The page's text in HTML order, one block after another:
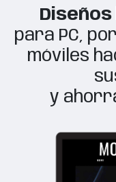
para PC,
móviles
y